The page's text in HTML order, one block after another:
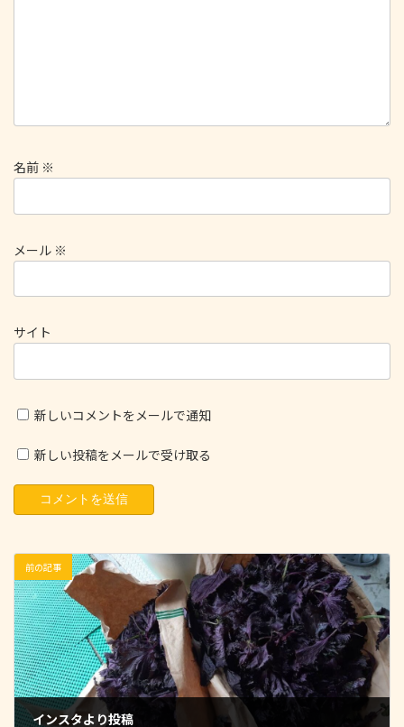
名前 ※
メール ※
サイト
新しいコメントをメールで通知
新しい投稿をメールで受け取る
前の記事
インスタより投稿